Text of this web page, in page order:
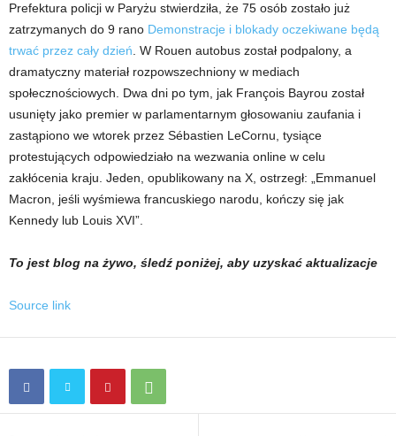
Prefektura policji w Paryżu stwierdziła, że ​​75 osób zostało już
zatrzymanych do 9 rano Demonstracje i blokady oczekiwane będą
trwać przez cały dzień . W Rouen autobus został podpalony, a
dramatyczny materiał rozpowszechniony w mediach
społecznościowych. Dwa dni po tym, jak François Bayrou został
usunięty jako premier w parlamentarnym głosowaniu zaufania i
zastąpiono we wtorek przez Sébastien LeCornu, tysiące
protestujących odpowiedziało na wezwania online w celu
zakłócenia kraju. Jeden, opublikowany na X, ostrzegł: „Emmanuel
Macron, jeśli wyśmiewa francuskiego narodu, kończy się jak
Kennedy lub Louis XVI”.
To jest blog na żywo, śledź poniżej, aby uzyskać aktualizacje
Source link